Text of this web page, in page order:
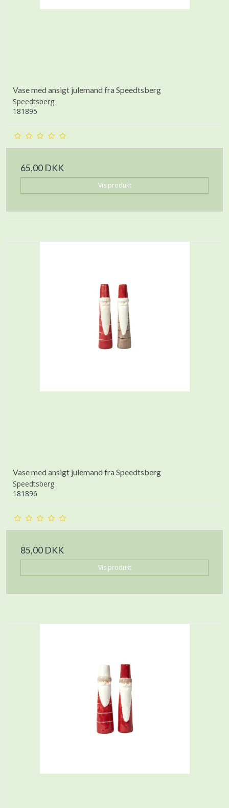
Vase med ansigt julemand fra Speedtsberg
Speedtsberg
181895
65,00 DKK
Vis produkt
Vase med ansigt julemand fra Speedtsberg
Speedtsberg
181896
85,00 DKK
Vis produkt